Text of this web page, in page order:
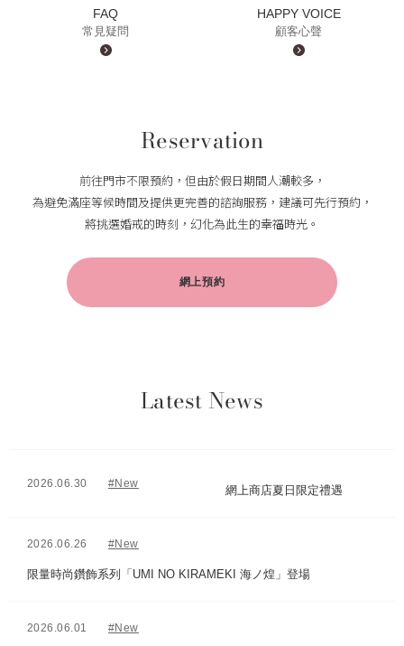
FAQ
常見疑問
HAPPY VOICE
顧客心聲
Reservation
前往門市不限預約，但由於假日期間人潮較多，
為避免滿座等候時間及提供更完善的諮詢服務，建議可先行預約，
將挑選婚戒的時刻，幻化為此生的幸福時光。
網上預約
Latest News
2026.06.30 #New 網上商店夏日限定禮遇
2026.06.26 #New
限量時尚鑽飾系列「UMI NO KIRAMEKI 海ノ煌」登場
2026.06.01 #New